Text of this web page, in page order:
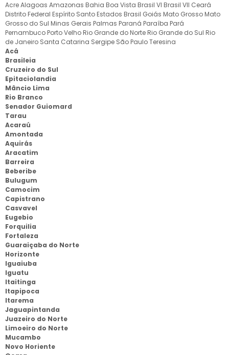
AcreAlagoas Amazonas Bahia Boa Vista Brasil VI Brasil VII Ceará
Distrito Federal Espírito Santo Estados Brasil Goiás Mato Grosso Mato
Grosso do Sul Minas Gerais Palmas Paraná Paraíba Pará
Pernambuco Porto Velho Rio Grande do Norte Rio Grande do Sul Rio
de Janeiro Santa Catarina Sergipe São PauloTeresina
Acá
Brasileia
Cruzeiro do Sul
Epitaciolandia
Mâncio Lima
Rio Branco
Senador Guiomard
Tarau
Acaraú
Amontada
Aquirás
Aracatim
Barreira
Beberibe
Bulugum
Camocim
Capistrano
Casvavel
Eugebio
Forquilia
Fortaleza
Guaraiçaba do Norte
Horizonte
Iguaiuba
Iguatu
Itaitinga
Itapipoca
Itarema
Jaguapintanda
Juazeiro do Norte
Limoeiro do Norte
Mucambo
Novo Horiente